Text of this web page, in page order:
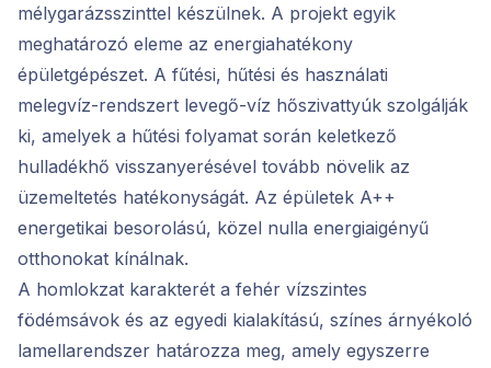
mélygarázsszinttel készülnek. A projekt egyik
meghatározó eleme az energiahatékony
épületgépészet. A fűtési, hűtési és használati
melegvíz-rendszert levegő-víz hőszivattyúk szolgálják
ki, amelyek a hűtési folyamat során keletkező
hulladékhő visszanyerésével tovább növelik az
üzemeltetés hatékonyságát. Az épületek A++
energetikai besorolású, közel nulla energiaigényű
otthonokat kínálnak.
A homlokzat karakterét a fehér vízszintes
födémsávok és az egyedi kialakítású, színes árnyékoló
lamellarendszer határozza meg, amely egyszerre